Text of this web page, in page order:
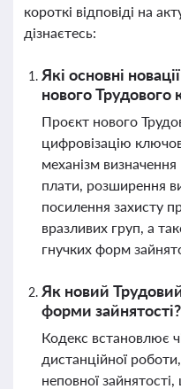
короткі відповіді на
дізнаєтесь:
Які основні
нового Трудового
Проєкт нового
цифровізацію
механізм визначення
плати, розширення
посилення захисту
вразливих груп, а
гнучких форм
Як новий
форми зайнятості?
Кодекс встановлює
дистанційної
неповної